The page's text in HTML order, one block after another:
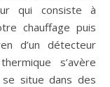
qui consiste à
chauffage puis
d’un détecteur
s’avère
situe dans des